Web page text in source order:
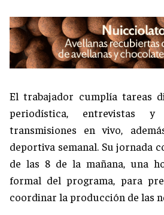
El trabajador cumplía tareas
periodística, entrevistas
transmisiones en vivo,
deportiva semanal. Su jornada
de las 8 de la mañana, una
formal del programa, para
coordinar la producción de las